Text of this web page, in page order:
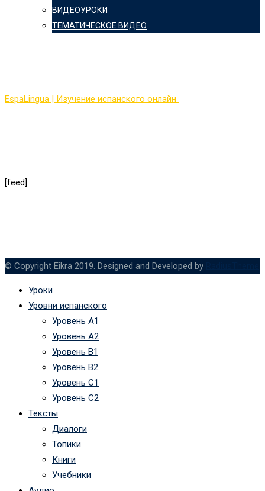
ВИДЕОУРОКИ
ТЕМАТИЧЕСКОЕ ВИДЕО
EspaLingua | Изучение испанского онлайн
[feed]
© Copyright Eikra 2019. Designed and Developed by
Уроки
Уровни испанского
Уровень А1
Уровень А2
Уровень B1
Уровень B2
Уровень C1
Уровень C2
Тексты
Диалоги
Топики
Книги
Учебники